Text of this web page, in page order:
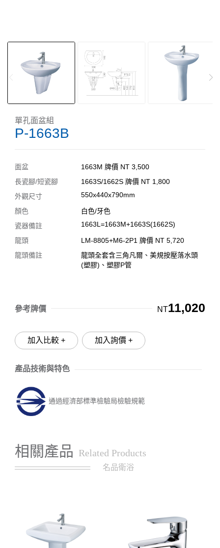
單孔面盆組
P-1663B
面盆
1663M 牌價 NT 3,500
長瓷腳/短瓷腳
1663S/1662S 牌價 NT 1,800
外觀尺寸
550x440x790mm
顏色
白色/牙色
瓷器備註
1663L=1663M+1663S(1662S)
龍頭
LM-8805+M6-2P1 牌價 NT 5,720
龍頭備註
龍頭全套含三角凡爾、美規按壓落水頭
(塑膠)、塑膠P管
參考牌價 NT11,020
加入比較 + 加入詢價 +
產品技術與特色
通過經濟部標準檢驗局檢驗規範
相關產品 Related Products
名品衛浴